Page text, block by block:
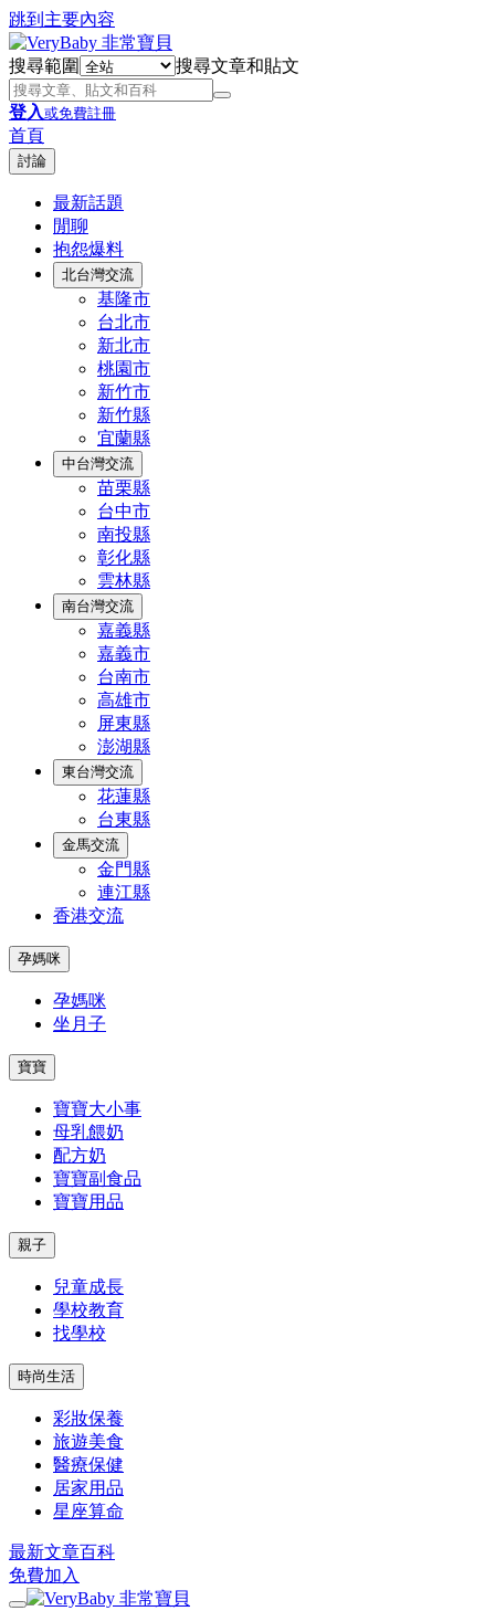
跳到主要內容
搜尋範圍 搜尋文章和貼文
登入或免費註冊
首頁
討論
最新話題
閒聊
抱怨爆料
北台灣交流
基隆市
台北市
新北市
桃園市
新竹市
新竹縣
宜蘭縣
中台灣交流
苗栗縣
台中市
南投縣
彰化縣
雲林縣
南台灣交流
嘉義縣
嘉義市
台南市
高雄市
屏東縣
澎湖縣
東台灣交流
花蓮縣
台東縣
金馬交流
金門縣
連江縣
香港交流
孕媽咪
孕媽咪
坐月子
寶寶
寶寶大小事
母乳餵奶
配方奶
寶寶副食品
寶寶用品
親子
兒童成長
學校教育
找學校
時尚生活
彩妝保養
旅遊美食
醫療保健
居家用品
星座算命
最新文章百科
免費加入